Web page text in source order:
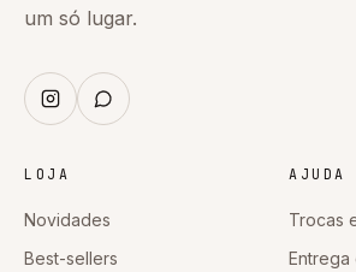
um só lugar.
LOJA
Novidades
Best-sellers
AJUDA
Trocas
Entrega